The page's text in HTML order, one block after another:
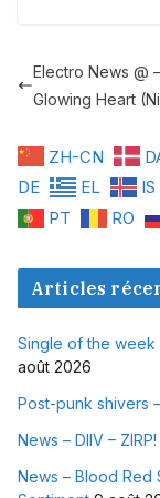
Electro News @
Glowing Heart
ZH-CN
DE
EL IS
PT
RO
Articles
Single of the week
août 2026
Post-punk shivers
News – DIIV – ZIRP!
News – Blood Red